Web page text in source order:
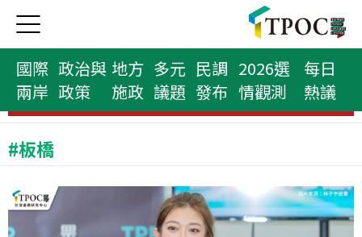
國際
兩岸
政治與
政策
地方
施政
多元
議題
民調
發布
2026選
情觀測
每日
熱議
民意代表榜
#板橋